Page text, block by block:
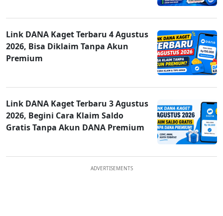
Link DANA Kaget Terbaru 4 Agustus
2026, Bisa Diklaim Tanpa Akun
Premium
Link DANA Kaget Terbaru 3 Agustus
2026, Begini Cara Klaim Saldo
Gratis Tanpa Akun DANA Premium
ADVERTISEMENTS